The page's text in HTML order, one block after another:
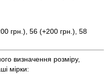
грн.), 56 (+200 грн.), 58
визначення розміру,
мірки: